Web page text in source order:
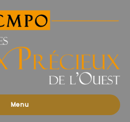
Menu